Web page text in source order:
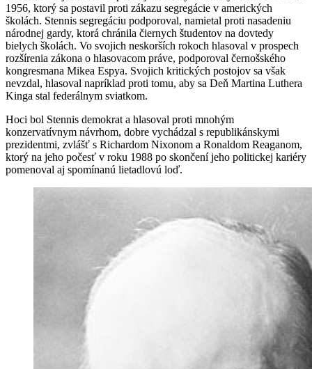
1956, ktorý sa postavil proti zákazu segregácie v amerických
školách. Stennis segregáciu podporoval, namietal proti nasadeniu
národnej gardy, ktorá chránila čiernych študentov na dovtedy
bielych školách. Vo svojich neskorších rokoch hlasoval v prospech
rozšírenia zákona o hlasovacom práve, podporoval černošského
kongresmana Mikea Espya. Svojich kritických postojov sa však
nevzdal, hlasoval napríklad proti tomu, aby sa Deň Martina Luthera
Kinga stal federálnym sviatkom.
Hoci bol Stennis demokrat a hlasoval proti mnohým
konzervatívnym návrhom, dobre vychádzal s republikánskymi
prezidentmi, zvlášť s Richardom Nixonom a Ronaldom Reaganom,
ktorý na jeho počesť v roku 1988 po skončení jeho politickej kariéry
pomenoval aj spomínanú lietadlovú loď.